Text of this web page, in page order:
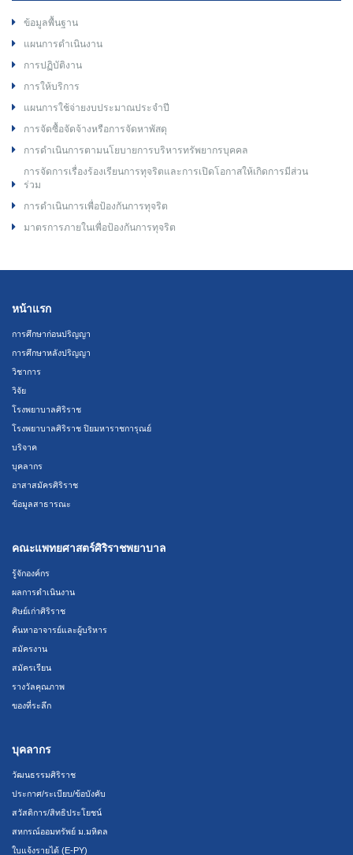
ข้อมูลพื้นฐาน
แผนการดำเนินงาน
การปฏิบัติงาน
การให้บริการ
แผนการใช้จ่ายงบประมาณประจำปี
การจัดซื้อจัดจ้างหรือการจัดหาพัสดุ
การดำเนินการตามนโยบายการบริหารทรัพยากรบุคคล
การจัดการเรื่องร้องเรียนการทุจริตและการเปิดโอกาสให้เกิดการมีส่วน
ร่วม
การดำเนินการเพื่อป้องกันการทุจริต
มาตรการภายในเพื่อป้องกันการทุจริต
หน้าแรก
การศึกษาก่อนปริญญา
การศึกษาหลังปริญญา
วิชาการ
วิจัย
โรงพยาบาลศิริราช
โรงพยาบาลศิริราช ปิยมหาราชการุณย์
บริจาค
บุคลากร
อาสาสมัครศิริราช
ข้อมูลสาธารณะ
คณะแพทยศาสตร์ศิริราชพยาบาล
รู้จักองค์กร
ผลการดำเนินงาน
ศิษย์เก่าศิริราช
ค้นหาอาจารย์และผู้บริหาร
สมัครงาน
สมัครเรียน
รางวัลคุณภาพ
ของที่ระลึก
บุคลากร
วัฒนธรรมศิริราช
ประกาศ/ระเบียบ/ข้อบังคับ
สวัสดิการ/สิทธิประโยชน์
สหกรณ์ออมทรัพย์ ม.มหิดล
ใบแจ้งรายได้ (E-PY)